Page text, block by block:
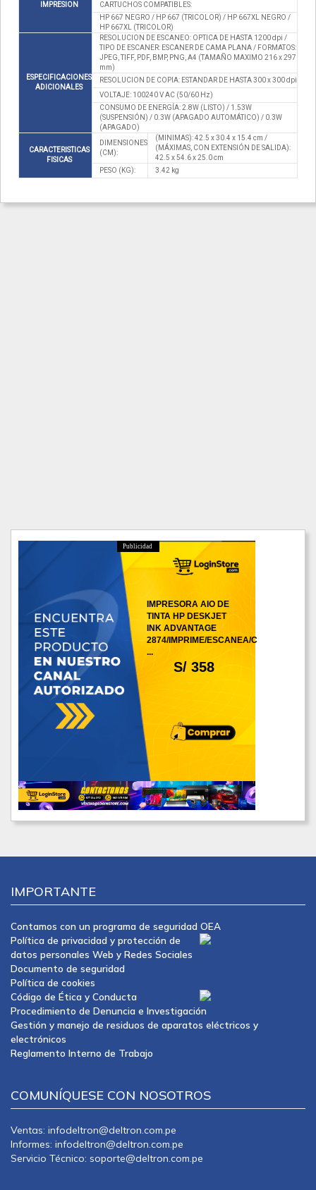
IMPRESION
CARTUCHOS COMPATIBLES:
HP 667 NEGRO / HP 667 (TRICOLOR) / HP 667XL NEGRO /
HP 667XL (TRICOLOR)
ESPECIFICACIONES
ADICIONALES
RESOLUCION DE ESCANEO: OPTICA DE HASTA 1200 dpi /
TIPO DE ESCANER: ESCANER DE CAMA PLANA / FORMATOS:
JPEG, TIFF, PDF, BMP, PNG, A4 (TAMAÑO MAXIMO 216 x 297
mm)
RESOLUCION DE COPIA: ESTANDAR DE HASTA 300 x 300 dpi
VOLTAJE: 100240 V AC (50/60 Hz)
CONSUMO DE ENERGÍA: 2.8W (LISTO) / 1.53W
(SUSPENSIÓN) / 0.3W (APAGADO AUTOMÁTICO) / 0.3W
(APAGADO)
CARACTERISTICAS
FISICAS
DIMENSIONES
(CM):
(MINIMAS): 42.5 x 30.4 x 15.4 cm /
(MÁXIMAS, CON EXTENSIÓN DE SALIDA):
42.5 x 54.6 x 25.0 cm
PESO (KG):
3.42 kg
Publicidad
S/ 358
IMPRESORA AIO DE
TINTA HP DESKJET
INK ADVANTAGE
2874/IMPRIME/ESCANEA/C
...
IMPORTANTE
Contamos con un programa de seguridad OEA
Política de privacidad y protección de
datos personales Web y Redes Sociales
Documento de seguridad
Política de cookies
Código de Ética y Conducta
Procedimiento de Denuncia e Investigación
Gestión y manejo de residuos de aparatos eléctricos y
electrónicos
Reglamento Interno de Trabajo
COMUNÍQUESE CON NOSOTROS
Ventas: infodeltron@deltron.com.pe
Informes: infodeltron@deltron.com.pe
Servicio Técnico: soporte@deltron.com.pe